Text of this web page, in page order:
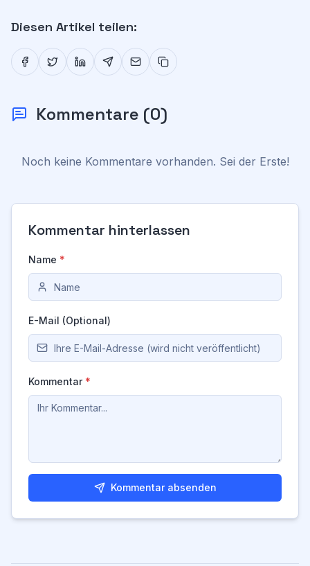
Diesen Artikel teilen:
Kommentare (0)
Noch keine Kommentare vorhanden. Sei der Erste!
Kommentar hinterlassen
Name *
E-Mail (Optional)
Kommentar *
Kommentar absenden